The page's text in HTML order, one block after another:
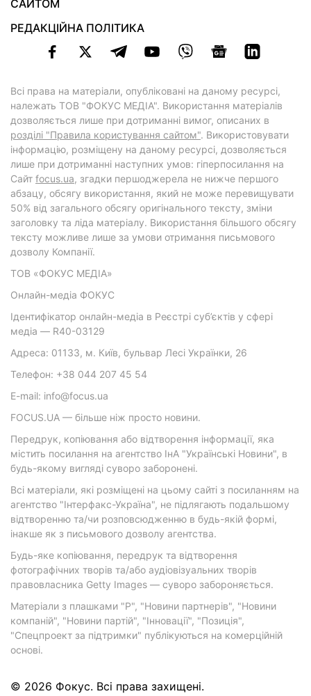
САЙТОМ
РЕДАКЦІЙНА ПОЛІТИКА
Всі права на матеріали, опубліковані на даному ресурсі,
належать ТОВ "ФОКУС МЕДІА". Використання матеріалів
дозволяється лише при дотриманні вимог, описаних в
розділі "Правила користування сайтом". Використовувати
інформацію, розміщену на даному ресурсі, дозволяється
лише при дотриманні наступних умов: гіперпосилання на
Cайт focus.ua, згадки першоджерела не нижче першого
абзацу, обсягу використання, який не може перевищувати
50% від загального обсягу оригінального тексту, зміни
заголовку та ліда матеріалу. Використання більшого обсягу
тексту можливе лише за умови отримання письмового
дозволу Компанії.
ТОВ «ФОКУС МЕДІА»
Онлайн-медіа ФОКУС
Ідентифікатор онлайн-медіа в Реєстрі суб’єктів у сфері
медіа — R40-03129
Адреса: 01133, м. Київ, бульвар Лесі Українки, 26
Телефон: +38 044 207 45 54
E-mail: info@focus.ua
FOCUS.UA — більше ніж просто новини.
Передрук, копіювання або відтворення інформації, яка
містить посилання на агентство ІнА "Українські Новини", в
будь-якому вигляді суворо заборонені.
Всі матеріали, які розміщені на цьому сайті з посиланням на
агентство "Інтерфакс-Україна", не підлягають подальшому
відтворенню та/чи розповсюдженню в будь-якій формі,
інакше як з письмового дозволу агентства.
Будь-яке копіювання, передрук та відтворення
фотографічних творів та/або аудіовізуальних творів
правовласника Getty Images — суворо забороняється.
Матеріали з плашками "Р", "Новини партнерів", "Новини
компаній", "Новини партій", "Інновації", "Позиція",
"Спецпроект за підтримки" публікуються на комерційній
основі.
© 2026 Фокус. Всі права захищені.